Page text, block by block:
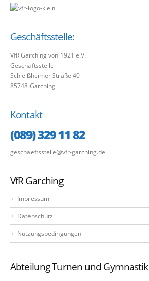
Geschäftsstelle:
VfR Garching von 1921 e.V.
Geschäftsstelle
Schleißheimer Straße 40
85748 Garching
Kontakt
(089) 329 11 82
geschaeftsstelle@vfr-garching.de
VfR Garching
Impressum
Datenschutz
Nutzungsbedingungen
Abteilung Turnen und Gymnastik